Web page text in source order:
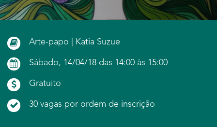
Arte-papo | Katia Suzue
Sábado, 14/04/18 das 14:00 às 15:00
Gratuito
30 vagas por ordem de inscrição